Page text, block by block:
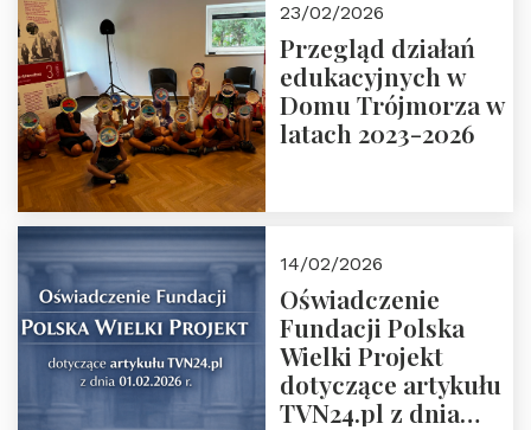
Rozmawiają red.
Grzegorz Górny i
prof. Michał
Łuczewski
23/02/2026
Przegląd działań
edukacyjnych w
Domu Trójmorza w
latach 2023-2026
14/02/2026
Oświadczenie
Fundacji Polska
Wielki Projekt
dotyczące artykułu
TVN24.pl z dnia